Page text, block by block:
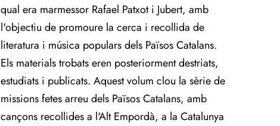
qual era marmessor Rafael Patxot i Jubert, amb
l'objectiu de promoure la cerca i recollida de
literatura i música populars dels Països Catalans.
Els materials trobats eren posteriorment destriats,
estudiats i publicats. Aquest volum clou la sèrie de
missions fetes arreu dels Països Catalans, amb
cançons recollides a l'Alt Empordà, a la Catalunya